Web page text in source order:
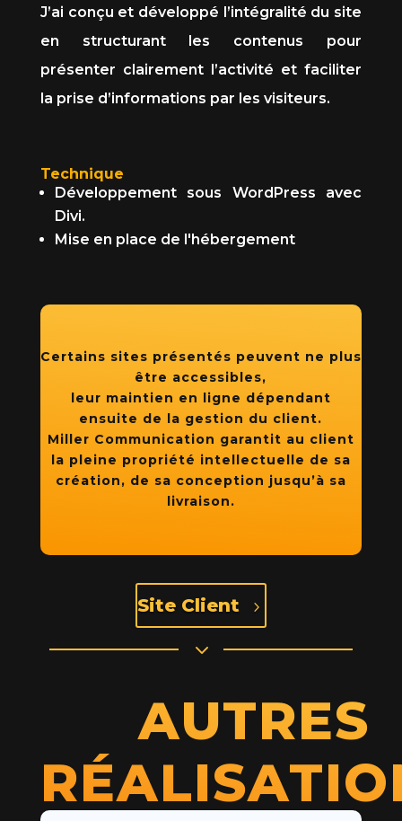
J’ai conçu et développé l’intégralité du site
en structurant les contenus pour
présenter clairement l’activité et faciliter
la prise d’informations par les visiteurs.
Technique
Développement sous WordPress avec
Divi.
Mise en place de l'hébergement
Certains sites présentés peuvent ne plus
être accessibles,
leur maintien en ligne dépendant
ensuite de la gestion du client.
Miller Communication garantit au client
la pleine propriété intellectuelle de sa
création, de sa conception jusqu’à sa
livraison.
Site Client 5
3
AUTRES